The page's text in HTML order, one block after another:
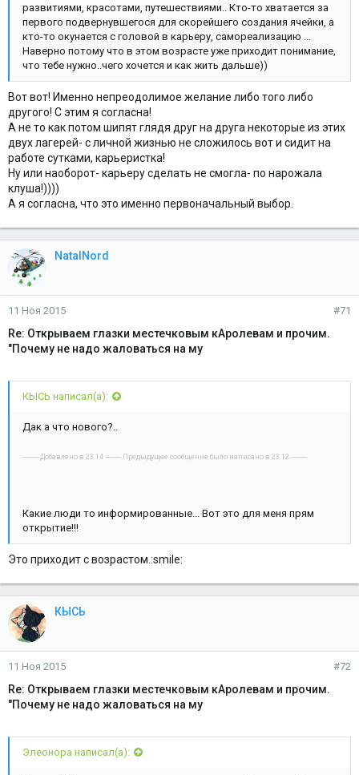
развитиями, красотами, путешествиями.. Кто-то хватается за
первого подвернувшегося для скорейшего создания ячейки, а
кто-то окунается с головой в карьеру, самореализацию ...
Наверно потому что в этом возрасте уже приходит понимание,
что тебе нужно..чего хочется и как жить дальше))
Вот вот! Именно непреодолимое желание либо того либо
другого! С этим я согласна!
А не то как потом шипят глядя друг на друга некоторые из этих
двух лагерей- с личной жизнью не сложилось вот и сидит на
работе сутками, карьеристка!
Ну или наоборот- карьеру сделать не смогла- по нарожала
клуша!))))
А я согласна, что это именно первоначальный выбор.
NatalNord
11 Ноя 2015 #71
Re: Открываем глазки местечковым кАролевам и прочим.
"Почему не надо жаловаться на му
КЫСЬ написал(а):
Дак а что нового?..
---------- Добавлено в 23:14 ---------- Предыдущее сообщение было написано в 23:12 ----------
Какие люди то информированные... Вот это для меня прям
открытие!!!
Это приходит с возрастом.:smile:
КЫСЬ
11 Ноя 2015 #72
Re: Открываем глазки местечковым кАролевам и прочим.
"Почему не надо жаловаться на му
Элеонора написал(а):